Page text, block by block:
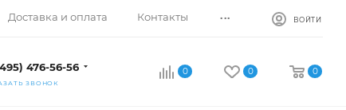
Доставка и оплата Контакты ... ВОЙТИ
476-56-56
ЗВОНОК
0 0 0